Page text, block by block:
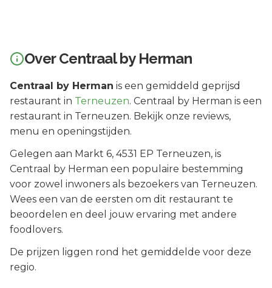
OverCentraal by Herman
Centraal by Herman is een gemiddeld geprijsd
restaurant in Terneuzen. Centraal by Herman is een
restaurant in Terneuzen. Bekijk onze reviews,
menu en openingstijden.
Gelegen aan Markt 6, 4531 EP Terneuzen, is
Centraal by Herman een populaire bestemming
voor zowel inwoners als bezoekers van Terneuzen.
Wees een van de eersten om dit restaurant te
beoordelen en deel jouw ervaring met andere
foodlovers.
De prijzen liggen rond het gemiddelde voor deze
regio.